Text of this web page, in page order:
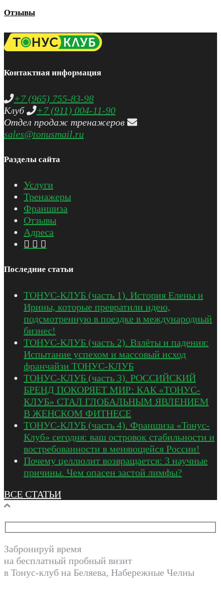
Отзывы
Контактная информация
+7 (965) 755-83-98
Клуб
+7 (911) 004-11-90
Отдел продаж тренажеров
sales@tonusmail.ru
Разделы сайта
Услуги
Тренажеры
Франшиза
Отзывы
Адреса
Последние статьи
ТОНУС-КЛУБ (часть 1). История Елены и
Ирины, которые превратили идею,
подсмотренную в поездке в международный
бизнес!
ТОНУС-КЛУБ (часть 2). Взлёты и падения:
Испытание успехом и массовый исход
франчайзи ТОНУС-КЛУБ
ТОНУС-КЛУБ (часть 3). РОССИЙСКИЙ
БРЕНД ПОКОРЯЕТ МИР: КАК «ТОНУС-
КЛУБ» СТАЛ ГЛОБАЛЬНЫМ ЯВЛЕНИЕМ
В ЖЕНСКОМ ФИТНЕСЕ
ТОНУС-КЛУБ (часть 4). Франшиза «Тонус-
Клуб» сегодня: ваш островок стабильности и
востребованности в меняющейся России!
Почему целлюлит возвращается: 3 научные
причины. Чем опасен застой лимфы?
ВСЕ СТАТЬИ
Забронируй время
на бесплатный пробный визит
в Тонус-клуб на Беляева, Набережные Челны